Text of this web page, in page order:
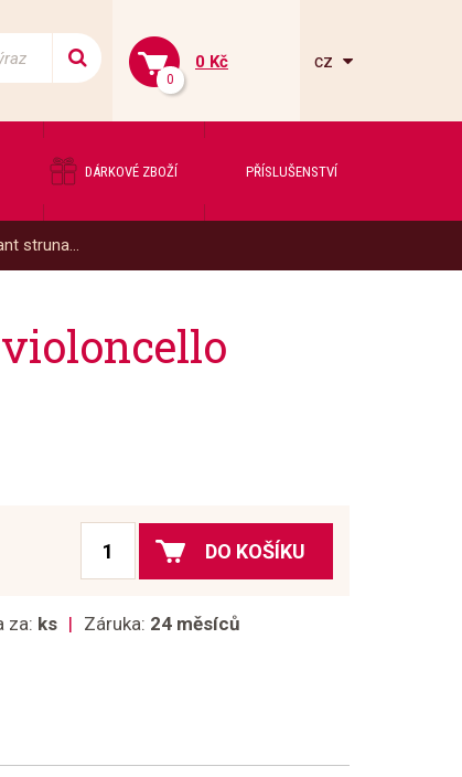
0
0 Kč cz
DÁRKOVÉ ZBOŽÍ PŘÍSLUŠENSTVÍ
struna...
DO KOŠÍKU
za: ks Záruka: 24 měsíců